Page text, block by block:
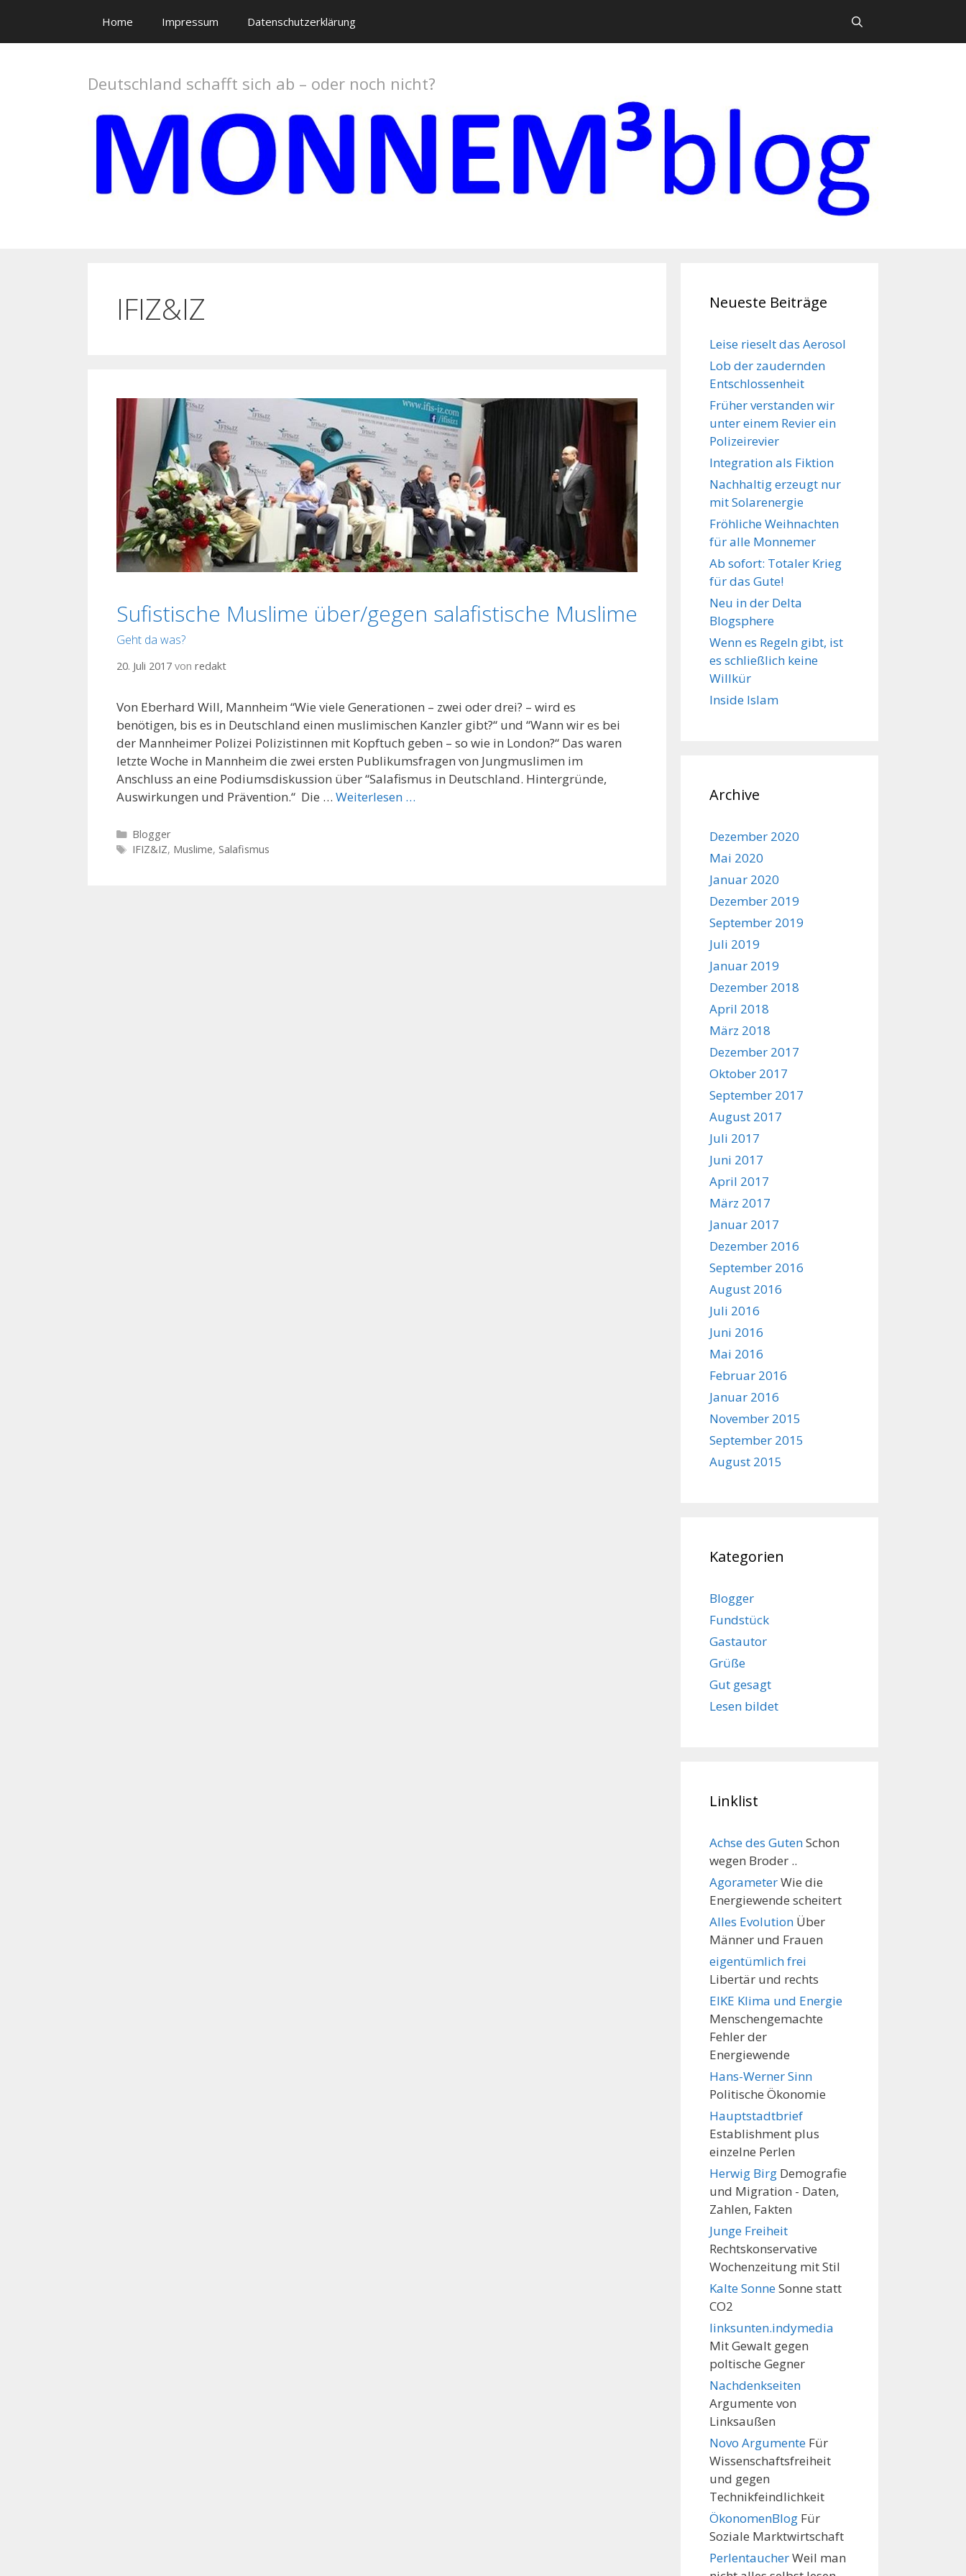
Inhalt
Home Impressum Datenschutzerklärung
Deutschland schafft sich ab – oder noch nicht?
IFIZ&IZ
Sufistische Muslime über/gegen salafistische Muslime
Geht da was?
20. Juli 2017 von redakt
Von Eberhard Will, Mannheim “Wie viele Generationen – zwei oder drei? – wird es
benötigen, bis es in Deutschland einen muslimischen Kanzler gibt?“ und “Wann wir es bei
der Mannheimer Polizei Polizistinnen mit Kopftuch geben – so wie in London?“ Das waren
letzte Woche in Mannheim die zwei ersten Publikumsfragen von Jungmuslimen im
Anschluss an eine Podiumsdiskussion über “Salafismus in Deutschland. Hintergründe,
Auswirkungen und Prävention.“ Die … Weiterlesen …
K
a
Blogger
S
IFIZ&IZ, Muslime, Salafismus
Neueste Beiträge
Leise rieselt das Aerosol
Lob der zaudernden
Entschlossenheit
Früher verstanden wir
unter einem Revier ein
Polizeirevier
Integration als Fiktion
Nachhaltig erzeugt nur
mit Solarenergie
Fröhliche Weihnachten
für alle Monnemer
Ab sofort: Totaler Krieg
für das Gute!
Neu in der Delta
Blogsphere
Wenn es Regeln gibt, ist
es schließlich keine
Willkür
Inside Islam
Archive
Dezember 2020
Mai 2020
Januar 2020
Dezember 2019
September 2019
Juli 2019
Januar 2019
Dezember 2018
April 2018
März 2018
Dezember 2017
Oktober 2017
September 2017
August 2017
Juli 2017
Juni 2017
April 2017
März 2017
Januar 2017
Dezember 2016
September 2016
August 2016
Juli 2016
Juni 2016
Mai 2016
Februar 2016
Januar 2016
November 2015
September 2015
August 2015
Kategorien
Blogger
Fundstück
Gastautor
Grüße
Gut gesagt
Lesen bildet
Linklist
Achse des GutenSchon
wegen Broder ..
AgorameterWie die
Energiewende scheitert
Alles Evolution Über
Männer und Frauen
eigentümlich frei
Libertär und rechts
EIKE Klima und Energie
Menschengemachte
Fehler der
Energiewende
Hans-Werner Sinn
Politische Ökonomie
Hauptstadtbrief
Establishment plus
einzelne Perlen
Herwig Birg Demografie
und Migration - Daten,
Zahlen, Fakten
Junge Freiheit
Rechtskonservative
Wochenzeitung mit Stil
Kalte SonneSonne statt
CO2
linksunten.indymedia
Mit Gewalt gegen
poltische Gegner
Nachdenkseiten
Argumente von
Linksaußen
Novo Argumente Für
Wissenschaftsfreiheit
und gegen
Technikfeindlichkeit
ÖkonomenBlog Für
Soziale Marktwirtschaft
PerlentaucherWeil man